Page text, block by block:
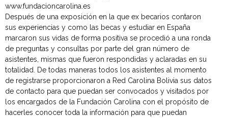
www.fundacioncarolina.es
Después de una exposición en la que ex becarios contaron
sus experiencias y como las becas y estudiar en España
marcaron sus vidas de forma positiva se procedió a una ronda
de preguntas y consultas por parte del gran número de
asistentes, mismas que fueron respondidas y aclaradas en su
totalidad. De todas maneras todos los asistentes al momento
de registrarse proporcionaron a Red Carolina Bolivia sus datos
de contacto para que puedan ser convocados y visitados por
los encargados de la Fundación Carolina con el propósito de
hacerles conocer toda la información para que puedan